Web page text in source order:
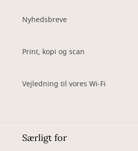
Nyhedsbreve
Print, kopi og scan
Vejledning til vores Wi-Fi
Særligt for